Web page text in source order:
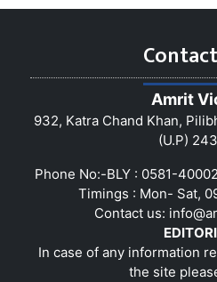
Amrit
932, Katra Chand Khan,
(U.P)
Phone No:-BLY : 0581-
Timings : Mon- Sat,
Contact us:
In case of any information
the site